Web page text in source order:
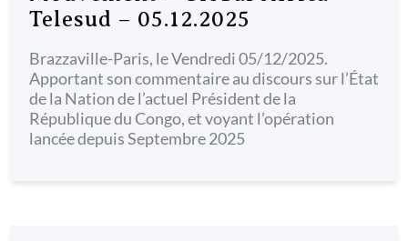
Telesud – 05.12.2025
Brazzaville-Paris, le Vendredi 05/12/2025.
Apportant son commentaire au discours sur l’État
de la Nation de l’actuel Président de la
République du Congo, et voyant l’opération
lancée depuis Septembre 2025